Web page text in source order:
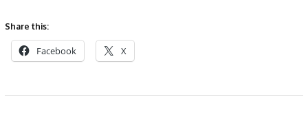
Share this:
Facebook X